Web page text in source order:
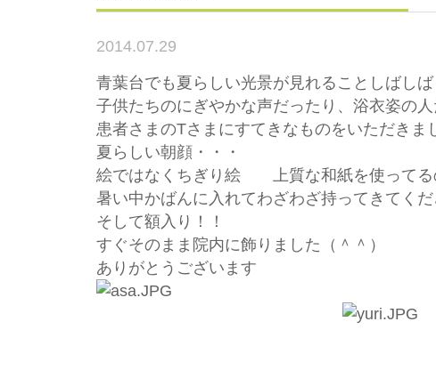
2014.07.29
青葉台でも夏らしい光景が見れることしばしば
子供たちのにぎやかな声だったり、浴衣姿の
患者さまのTさまにすてきなものをいただきま
夏らしい朝顔・・・
絵ではなくちぎり絵 上質な和紙を使ってる
暑い中かばんに入れてわざわざ持ってきてく
そして額入り！！
すぐそのまま院内に飾りました（＾＾）
ありがとうございます